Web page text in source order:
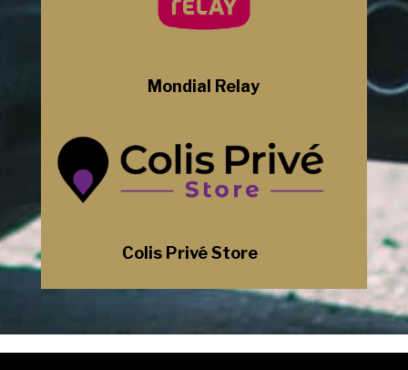
Mondial Relay
Colis Privé Store